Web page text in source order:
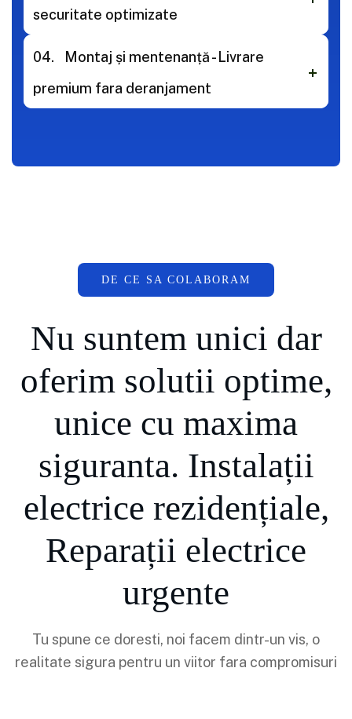
securitate optimizate
04.
Montaj și mentenanță - Livrare
premium fara deranjament
DE CE SA COLABORAM
Nu suntem unici dar
oferim solutii optime,
unice cu maxima
siguranta. Instalații
electrice rezidențiale,
Reparații electrice
urgente
Tu spune ce doresti, noi facem dintr-un vis, o
realitate sigura pentru un viitor fara compromisuri